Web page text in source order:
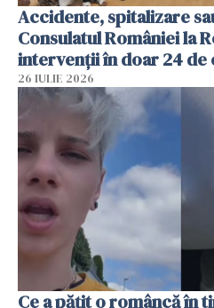
Accidente, spitalizare
Consulatul României la
intervenții în doar 24 de
26 IULIE 2026
Ce a pățit o româncă în